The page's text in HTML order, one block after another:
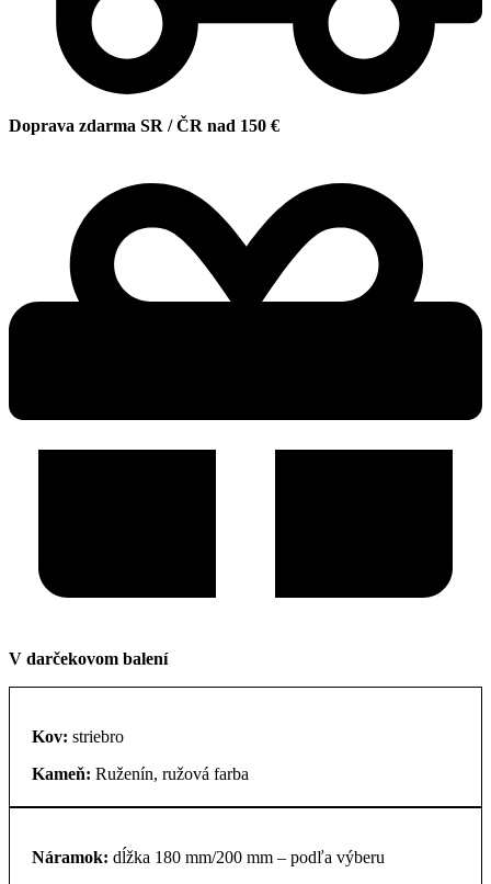
Doprava zdarma SR / ČR nad 150 €
V darčekovom balení
Kov: striebro
Kameň: Ruženín, ružová farba
Náramok: dĺžka 180 mm/200 mm – podľa výberu